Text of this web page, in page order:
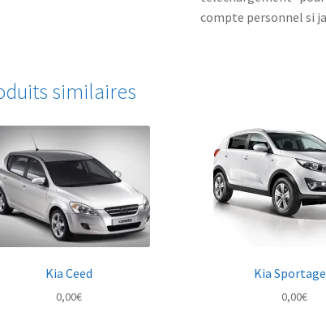
compte personnel si
similaires
Kia Ceed
0,00€
Kia
0,00€